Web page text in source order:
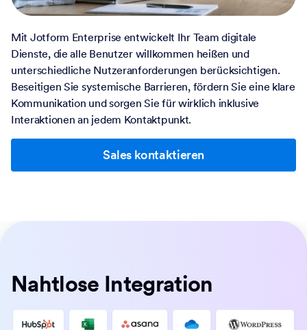
Mit Jotform Enterprise entwickelt Ihr Team digitale
Dienste, die alle Benutzer willkommen heißen und
unterschiedliche Nutzeranforderungen berücksichtigen.
Beseitigen Sie systemische Barrieren, fördern Sie eine klare
Kommunikation und sorgen Sie für wirklich inklusive
Interaktionen an jedem Kontaktpunkt.
Sales kontaktieren
Nahtlose Integration